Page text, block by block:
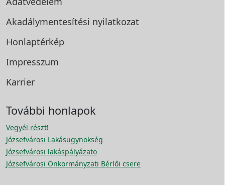
Akadálymentesítési nyilatkozat
Honlaptérkép
Impresszum
Karrier
További honlapok
Vegyél részt!
Józsefvárosi Lakásügynökség
Józsefvárosi lakáspályázato
Józsefvárosi Önkormányzati Bérlői csere